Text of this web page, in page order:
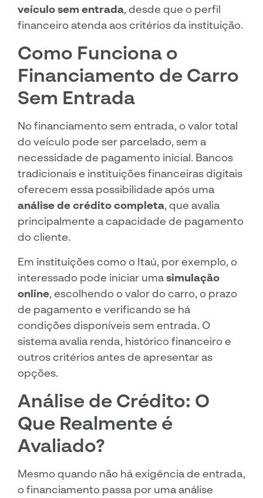
veículo sem entrada, desde que o perfil
financeiro atenda aos critérios da instituição.
Como Funciona o
Financiamento de Carro
Sem Entrada
No financiamento sem entrada, o valor total
do veículo pode ser parcelado, sem a
necessidade de pagamento inicial. Bancos
tradicionais e instituições financeiras digitais
oferecem essa possibilidade após uma
análise de crédito completa, que avalia
principalmente a capacidade de pagamento
do cliente.
Em instituições como o Itaú, por exemplo, o
interessado pode iniciar umasimulação
online, escolhendo o valor do carro, o prazo
de pagamento e verificando se há
condições disponíveis sem entrada. O
sistema avalia renda, histórico financeiro e
outros critérios antes de apresentar as
opções.
Análise de Crédito: O
Que Realmente é
Avaliado?
Mesmo quando não há exigência de entrada,
o financiamento passa por uma análise